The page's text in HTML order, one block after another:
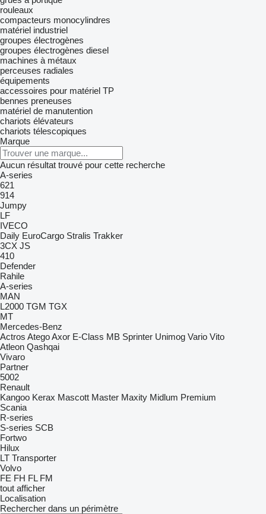
rouleaux
compacteurs monocylindres
matériel industriel
groupes électrogènes
groupes électrogènes diesel
machines à métaux
perceuses radiales
équipements
accessoires pour matériel TP
bennes preneuses
matériel de manutention
chariots élévateurs
chariots télescopiques
Marque
Aucun résultat trouvé pour cette recherche
A-series
621
914
Jumpy
LF
IVECO
Daily EuroCargo Stralis Trakker
3CX JS
410
Defender
Rahile
A-series
MAN
L2000 TGM TGX
MT
Mercedes-Benz
Actros AtegoAxor E-Class MB Sprinter Unimog Vario Vito
Atleon Qashqai
Vivaro
Partner
5002
Renault
Kangoo Kerax Mascott Master Maxity Midlum Premium
Scania
R-series
S-series SCB
Fortwo
Hilux
LT Transporter
Volvo
FE FH FL FM
tout afficher
Localisation
Rechercher dans un périmètre